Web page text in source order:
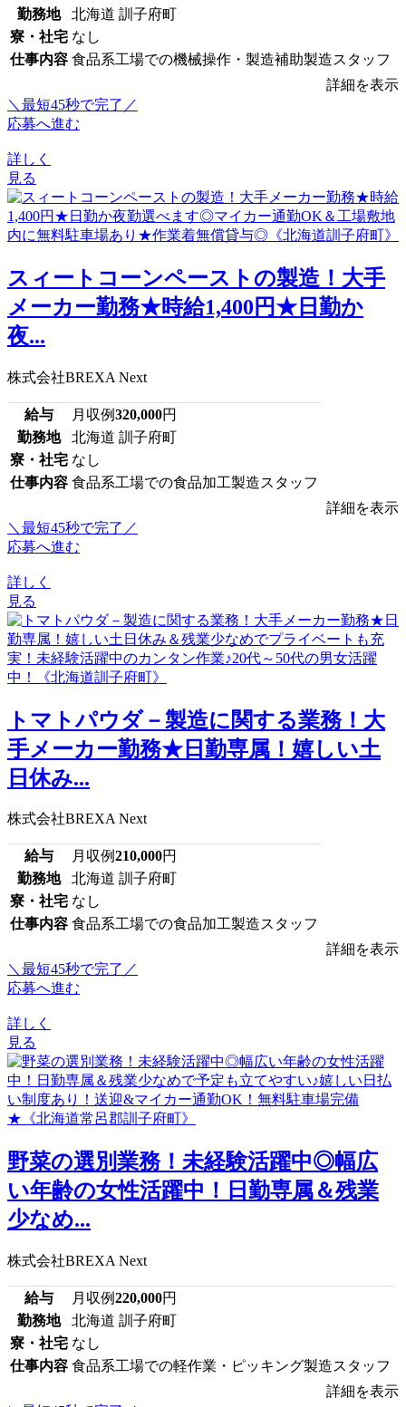
勤務地
北海道 訓子府町
寮・社宅 なし
仕事内容 食品系工場での機械操作・製造補助製造スタッフ
詳細を表示
＼最短45秒で完了／
応募へ進む
詳しく
見る
スィートコーンペーストの製造！大手
メーカー勤務★時給1,400円★日勤か
夜...
株式会社BREXA Next
給与 月収例320,000円
勤務地
北海道 訓子府町
寮・社宅 なし
仕事内容 食品系工場での食品加工製造スタッフ
詳細を表示
＼最短45秒で完了／
応募へ進む
詳しく
見る
トマトパウダ－製造に関する業務！大
手メーカー勤務★日勤専属！嬉しい土
日休み...
株式会社BREXA Next
給与 月収例210,000円
勤務地
北海道 訓子府町
寮・社宅 なし
仕事内容 食品系工場での食品加工製造スタッフ
詳細を表示
＼最短45秒で完了／
応募へ進む
詳しく
見る
野菜の選別業務！未経験活躍中◎幅広
い年齢の女性活躍中！日勤専属＆残業
少なめ...
株式会社BREXA Next
給与 月収例220,000円
勤務地
北海道 訓子府町
寮・社宅 なし
仕事内容 食品系工場での軽作業・ピッキング製造スタッフ
詳細を表示